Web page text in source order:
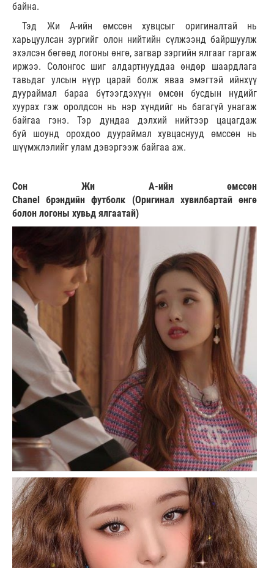
байна.
Тэд Жи А-ийн өмссөн хувцсыг оригиналтай нь
харьцуулсан зургийг олон нийтийн сүлжээнд байршуулж
эхэлсэн бөгөөд логоны өнгө, загвар зэргийн ялгааг гаргаж
иржээ. Солонгос шиг алдартнууддаа өндөр шаардлага
тавьдаг улсын нүүр царай болж яваа эмэгтэй ийнхүү
дуураймал бараа бүтээгдэхүүн өмсөн бусдын нүдийг
хуурах гэж оролдсон нь нэр хүндийг нь багагүй унагаж
байгаа гэнэ. Тэр дундаа дэлхий нийтээр цацагдаж
буй шоунд орохдоо дуураймал хувцаснууд өмссөн нь
шүүмжлэлийг улам дэвэргээж байгаа аж.
Сон Жи А-ийн өмссөн
Chanel брэндийн футболк (Оригинал хувилбартай өнгө
болон логоны хувьд ялгаатай)